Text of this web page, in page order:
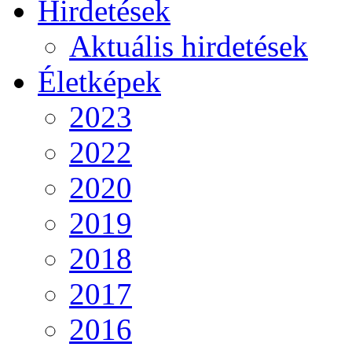
Hirdetések
Aktuális hirdetések
Életképek
2023
2022
2020
2019
2018
2017
2016